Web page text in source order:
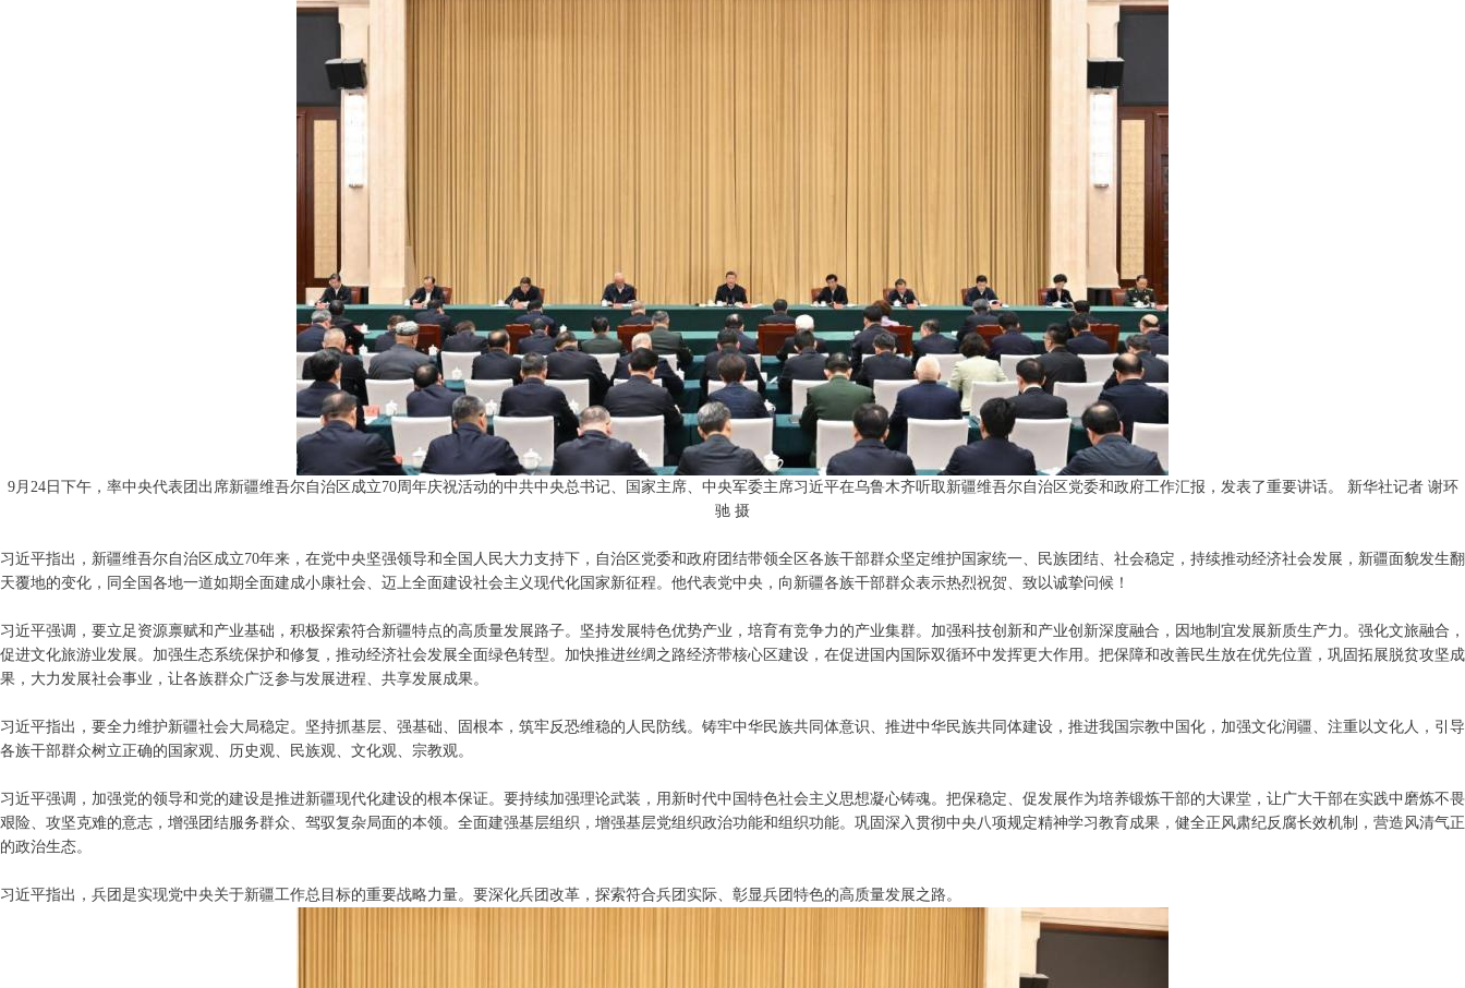
9月24日下午，率中央代表团出席新疆维吾尔自治区成立70周年庆祝活动的中共中央总书记、国家主席、中央军委主席习近平在乌鲁木齐听取新疆维吾尔自治区党委和政府工作汇报，发表了重要讲话。 新华社记者 谢环
驰 摄
习近平指出，新疆维吾尔自治区成立70年来，在党中央坚强领导和全国人民大力支持下，自治区党委和政府团结带领全区各族干部群众坚定维护国家统一、民族团结、社会稳定，持续推动经济社会发展，新疆面貌发生翻
天覆地的变化，同全国各地一道如期全面建成小康社会、迈上全面建设社会主义现代化国家新征程。他代表党中央，向新疆各族干部群众表示热烈祝贺、致以诚挚问候！
习近平强调，要立足资源禀赋和产业基础，积极探索符合新疆特点的高质量发展路子。坚持发展特色优势产业，培育有竞争力的产业集群。加强科技创新和产业创新深度融合，因地制宜发展新质生产力。强化文旅融合，
促进文化旅游业发展。加强生态系统保护和修复，推动经济社会发展全面绿色转型。加快推进丝绸之路经济带核心区建设，在促进国内国际双循环中发挥更大作用。把保障和改善民生放在优先位置，巩固拓展脱贫攻坚成
果，大力发展社会事业，让各族群众广泛参与发展进程、共享发展成果。
习近平指出，要全力维护新疆社会大局稳定。坚持抓基层、强基础、固根本，筑牢反恐维稳的人民防线。铸牢中华民族共同体意识、推进中华民族共同体建设，推进我国宗教中国化，加强文化润疆、注重以文化人，引导
各族干部群众树立正确的国家观、历史观、民族观、文化观、宗教观。
习近平强调，加强党的领导和党的建设是推进新疆现代化建设的根本保证。要持续加强理论武装，用新时代中国特色社会主义思想凝心铸魂。把保稳定、促发展作为培养锻炼干部的大课堂，让广大干部在实践中磨炼不畏
艰险、攻坚克难的意志，增强团结服务群众、驾驭复杂局面的本领。全面建强基层组织，增强基层党组织政治功能和组织功能。巩固深入贯彻中央八项规定精神学习教育成果，健全正风肃纪反腐长效机制，营造风清气正
的政治生态。
习近平指出，兵团是实现党中央关于新疆工作总目标的重要战略力量。要深化兵团改革，探索符合兵团实际、彰显兵团特色的高质量发展之路。